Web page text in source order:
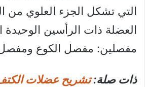
التي تشكل الجزء العلوي من
العضلة ذات الرأسين الوحيدة
مفصلين: مفصل الكوع
ذات صلة:تشريح عضلات